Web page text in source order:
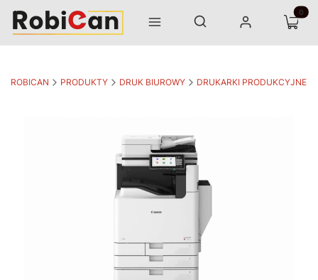
Menu Otwórz wyszukiwarkę
Szukaj Zaloguj się Koszyk
ROBICAN PRODUKTY DRUK BIUROWY DRUKARKI PRODUKCYJNE